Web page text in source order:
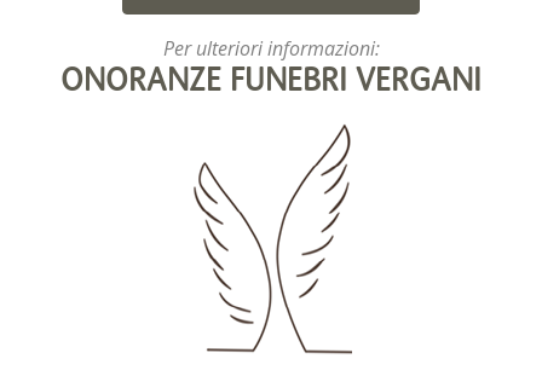
Per ulteriori informazioni:
ONORANZE FUNEBRI VERGANI